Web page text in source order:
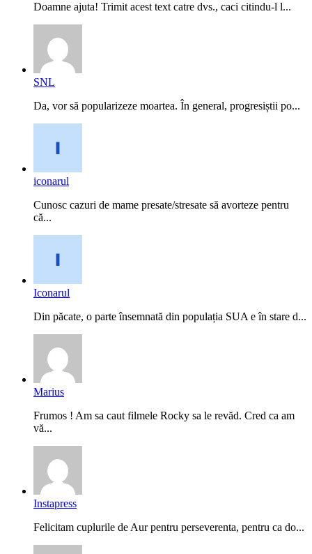
Doamne ajuta! Trimit acest text catre dvs., caci citindu-l l...
SNL
Da, vor să popularizeze moartea. În general, progresiștii po...
iconarul
Cunosc cazuri de mame presate/stresate să avorteze pentru
că...
Iconarul
Din păcate, o parte însemnată din populația SUA e în stare d...
Marius
Frumos ! Am sa caut filmele Rocky sa le revăd. Cred ca am
vă...
Instapress
Felicitam cuplurile de Aur pentru perseverenta, pentru ca do...